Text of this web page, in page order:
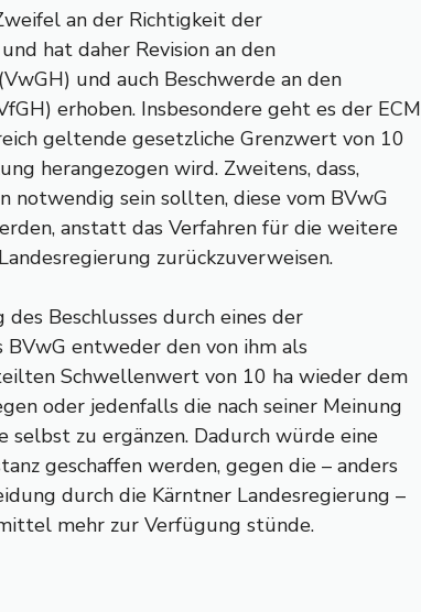
an der Richtigkeit der
hat daher Revision an den
und auch Beschwerde an den
erhoben. Insbesondere geht es der ECM
geltende gesetzliche Grenzwert von 10
herangezogen wird. Zweitens, dass,
notwendig sein sollten, diese vom BVwG
anstatt das Verfahren für die weitere
zurückzuverweisen.
Beschlusses durch eines der
entweder den von ihm als
Schwellenwert von 10 ha wieder dem
oder jedenfalls die nach seiner Meinung
selbst zu ergänzen. Dadurch würde eine
geschaffen werden, gegen die – anders
durch die Kärntner Landesregierung –
mehr zur Verfügung stünde.